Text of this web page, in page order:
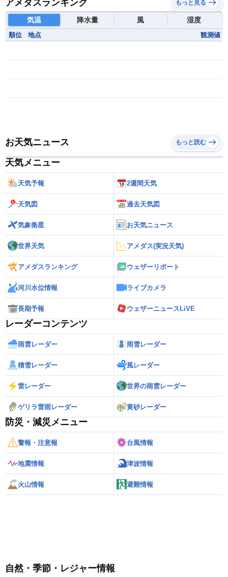
アメダスランキング もっと見る
気温 降水量 風 湿度
順位 地点 観測値
お天気ニュース もっと読む
天気メニュー
天気予報 2週間天気
天気図 過去天気図
気象衛星 お天気ニュース
世界天気 アメダス(実況天気)
アメダスランキング ウェザーリポート
河川水位情報 ライブカメラ
長期予報 ウェザーニュースLiVE
レーダーコンテンツ
雨雲レーダー 雨雪レーダー
積雪レーダー 風レーダー
雷レーダー 世界の雨雲レーダー
ゲリラ雷雨レーダー 黄砂レーダー
防災・減災メニュー
警報・注意報 台風情報
地震情報 津波情報
火山情報 避難情報
自然・季節・レジャー情報